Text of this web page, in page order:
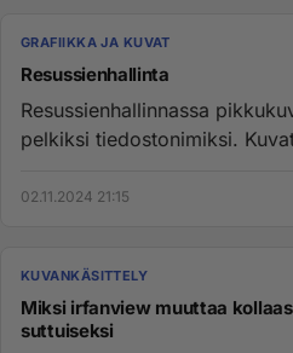
GRAFIIKKA JA KUVAT
Resussienhallinta
Resussienhallinnassa pikkukuvat muuttuvat
pelkiksi tiedostonimiksi. Kuvatiedostoja ei saa
02.11.2024 21:15
KUVANKÄSITTELY
Miksi irfanview muuttaa
suttuiseksi